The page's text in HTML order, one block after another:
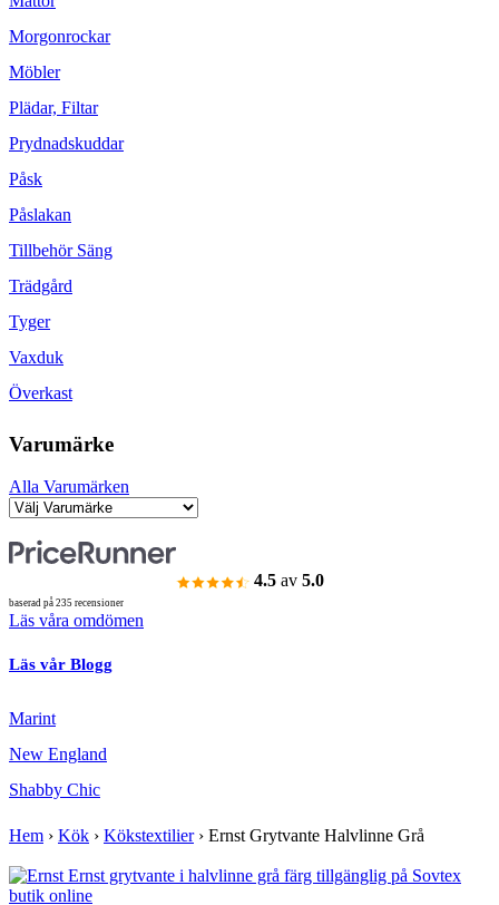
Morgonrockar
Möbler
Plädar, Filtar
Prydnadskuddar
Påsk
Påslakan
Tillbehör Säng
Trädgård
Tyger
Vaxduk
Överkast
Varumärke
Alla Varumärken
4.5 av 5.0
baserad på 235 recensioner
Läs våra omdömen
Läs vår Blogg
Marint
New England
Shabby Chic
Hem › Kök › Kökstextilier› Ernst Grytvante Halvlinne Grå